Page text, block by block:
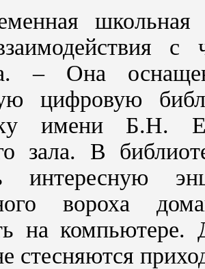
с
– Она
цифровую
имени Б.Н.
зала. В
интересную
вороха
на
стесняются